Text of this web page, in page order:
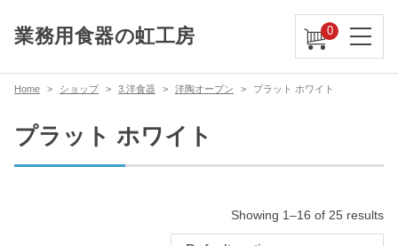
業務用食器の虹工房 0
Home ショップ 3.洋食器 洋陶オープン プラット ホワイト
プラット ホワイト
Showing 1–16 of 25 results